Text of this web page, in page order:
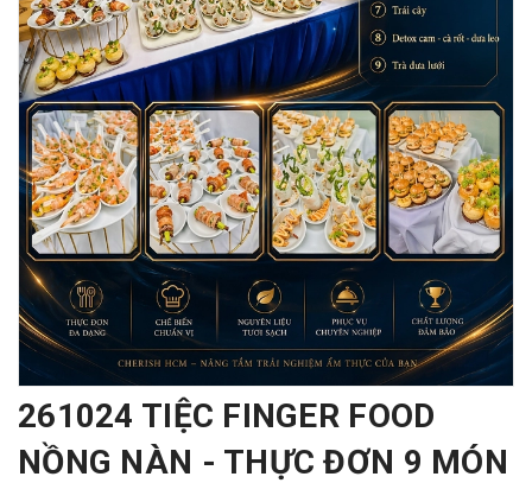
261024 TIỆC FINGER FOOD
NỒNG NÀN - THỰC ĐƠN 9 MÓN